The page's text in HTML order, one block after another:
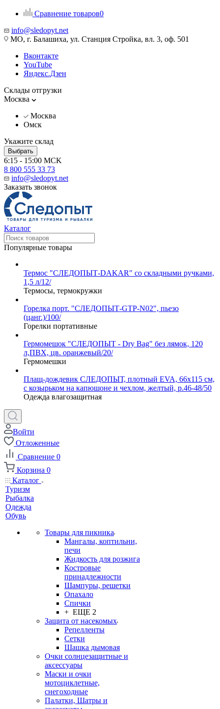
Сравнение товаров0
info@sledopyt.net
МО, г. Балашиха, ул. Станция Стройка, вл. 3, оф. 501
Вконтакте
YouTube
Яндекс.Дзен
Склады отгрузки
Москва
Москва
Омск
Укажите склад
Выбрать
6:15 - 15:00 MCK
8 800 555 33 73
info@sledopyt.net
Заказать звонок
Каталог
Популярные товары
Термос "СЛЕДОПЫТ-DAKAR" со складными ручками,
1,5 л/12/
Термосы, термокружки
Горелка порт. "СЛЕДОПЫТ-GTP-N02", пьезо
(цанг.)/100/
Горелки портативные
Гермомешок "СЛЕДОПЫТ - Dry Bag" без лямок, 120
л,ПВХ, цв. оранжевый/20/
Гермомешки
Плащ-дождевик СЛЕДОПЫТ, плотный EVA, 66х115 см,
с козырьком на капюшоне и чехлом, желтый, р.46-48/50
Одежда влагозащитная
Войти
Отложенные
Сравнение 0
Корзина 0
Каталог
Туризм
Рыбалка
Одежда
Обувь
Товары для пикника
Мангалы, коптильни,
печи
Жидкость для розжига
Костровые
принадлежности
Шампуры, решетки
Опахало
Спички
+ ЕЩЕ 2
Защита от насекомых
Репелленты
Сетки
Шашка дымовая
Очки солнцезащитные и
аксессуары
Маски и очки
мотоциклетные,
снегоходные
Палатки, Шатры и